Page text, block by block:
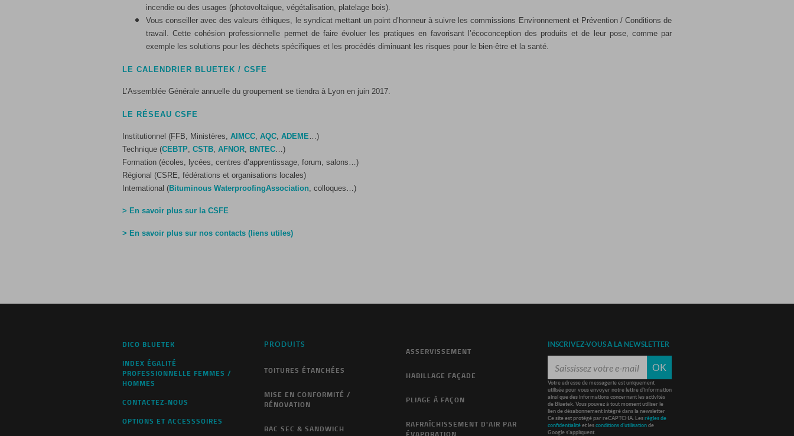
incendie ou des usages (photovoltaïque, végétalisation, platelage bois).
Vous conseiller avec des valeurs éthiques, le syndicat mettant un point d’honneur à suivre les commissions Environnement et Prévention / Conditions de
travail. Cette cohésion professionnelle permet de faire évoluer les pratiques en favorisant l’écoconception des produits et de leur pose, comme par
exemple les solutions pour les déchets spécifiques et les procédés diminuant les risques pour le bien-être et la santé.
LE CALENDRIER BLUETEK / CSFE
L’Assemblée Générale annuelle du groupement se tiendra à Lyon en juin 2017.
LE RÉSEAU CSFE
Institutionnel (FFB, Ministères, AIMCC, AQC, ADEME…)
Technique (CEBTP, CSTB, AFNOR, BNTEC…)
Formation (écoles, lycées, centres d’apprentissage, forum, salons…)
Régional (CSRE, fédérations et organisations locales)
International (Bituminous WaterproofingAssociation, colloques…)
> En savoir plus sur la CSFE
> En savoir plus sur nos contacts (liens utiles)
DICO BLUETEK
INDEX ÉGALITÉ
PROFESSIONNELLE FEMMES /
HOMMES
CONTACTEZ-NOUS
OPTIONS ET ACCESSSOIRES
PRODUITS
TOITURES ÉTANCHÉES
MISE EN CONFORMITÉ /
RÉNOVATION
BAC SEC & SANDWICH
ASSERVISSEMENT
HABILLAGE FAÇADE
PLIAGE À FAÇON
RAFRAÎCHISSEMENT D'AIR PAR
INSCRIVEZ-VOUS À LA NEWSLETTER
OK
Votre adresse de messagerie est uniquement
utilisée pour vous envoyer notre lettre d'information
ainsi que des informations concernant les activités
de Bluetek. Vous pouvez à tout moment utiliser le
lien de désabonnement intégré dans la newsletter
Ce site est protégé par reCAPTCHA. Les règles de
confidentialité et les conditions d'utilisation de
Google s'appliquent.